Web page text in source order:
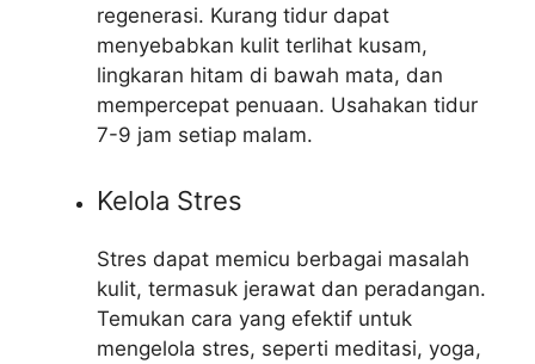
regenerasi. Kurang tidur dapat
menyebabkan kulit terlihat kusam,
lingkaran hitam di bawah mata, dan
mempercepat penuaan. Usahakan tidur
7-9 jam setiap malam.
Kelola Stres
Stres dapat memicu berbagai masalah
kulit, termasuk jerawat dan peradangan.
Temukan cara yang efektif untuk
mengelola stres, seperti meditasi, yoga,